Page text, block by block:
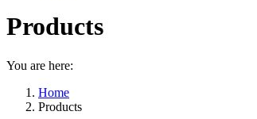
Products
You are here:
Home
Products